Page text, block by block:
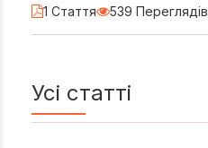
1 Стаття 539 Переглядів
Усі статті